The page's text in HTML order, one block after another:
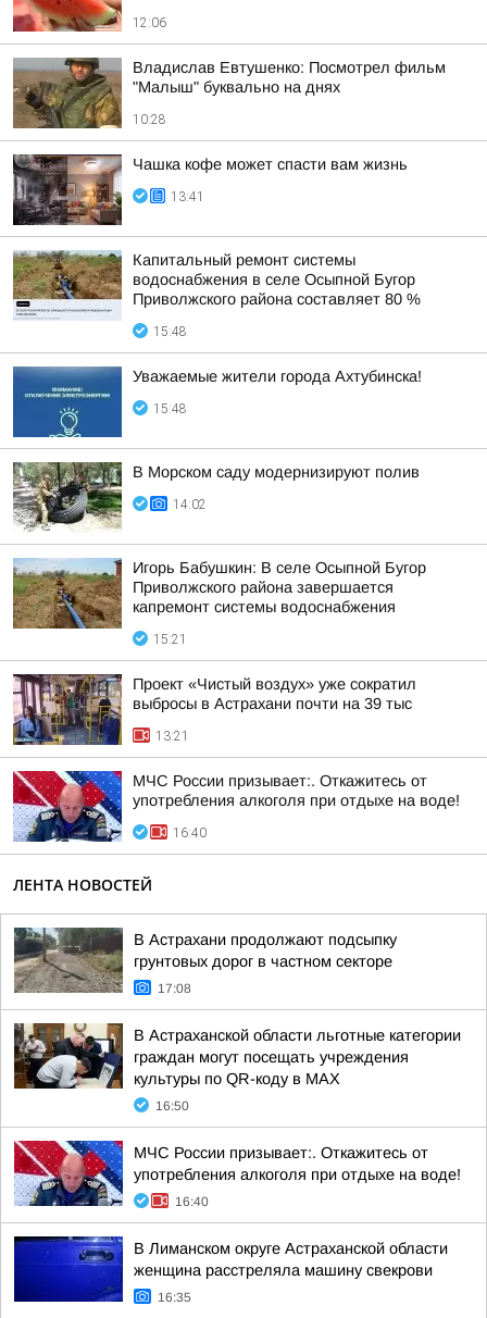
12:06
Владислав Евтушенко: Посмотрел фильм
"Малыш" буквально на днях
10:28
Чашка кофе может спасти вам жизнь
13:41
Капитальный ремонт системы
водоснабжения в селе Осыпной Бугор
Приволжского района составляет 80 %
15:48
Уважаемые жители города Ахтубинска!
15:48
В Морском саду модернизируют полив
14:02
Игорь Бабушкин: В селе Осыпной Бугор
Приволжского района завершается
капремонт системы водоснабжения
15:21
Проект «Чистый воздух» уже сократил
выбросы в Астрахани почти на 39 тыс
13:21
МЧС России призывает:. Откажитесь от
употребления алкоголя при отдыхе на воде!
16:40
ЛЕНТА НОВОСТЕЙ
В Астрахани продолжают подсыпку
грунтовых дорог в частном секторе
17:08
В Астраханской области льготные категории
граждан могут посещать учреждения
культуры по QR-коду в МАХ
16:50
МЧС России призывает:. Откажитесь от
употребления алкоголя при отдыхе на воде!
16:40
В Лиманском округе Астраханской области
женщина расстреляла машину свекрови
16:35